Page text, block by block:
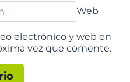
Web
electrónico y web en
vez que comente.